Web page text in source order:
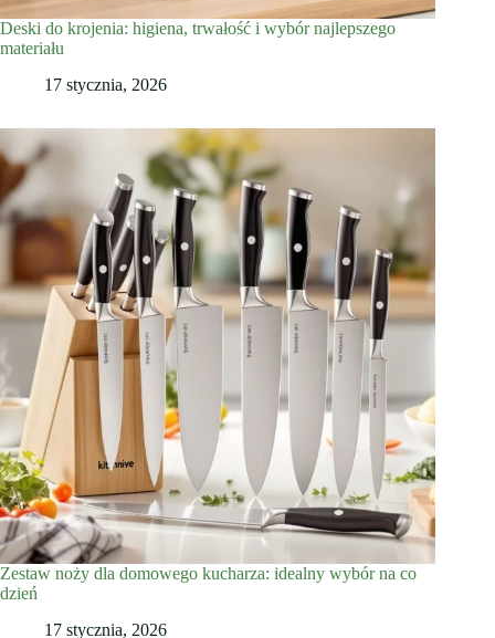
Deski do krojenia: higiena, trwałość i wybór najlepszego
materiału
17 stycznia, 2026
Zestaw noży dla domowego kucharza: idealny wybór na co
dzień
17 stycznia, 2026